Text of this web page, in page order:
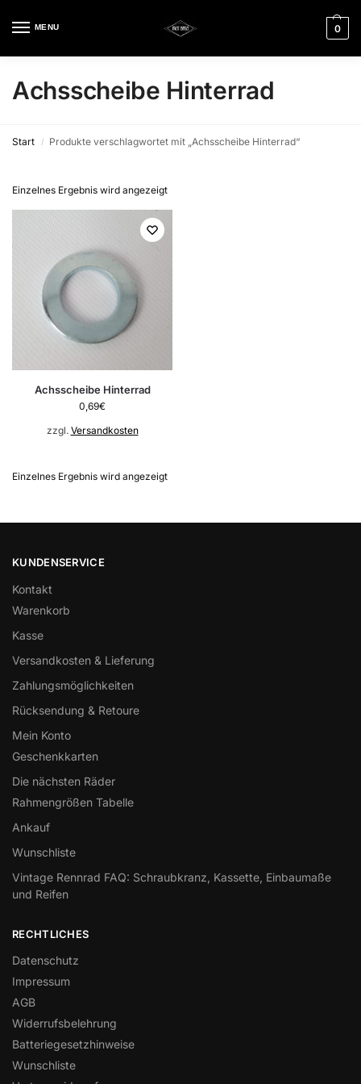
MENU 0
Achsscheibe Hinterrad
Start / Produkte verschlagwortet mit „Achsscheibe Hinterrad“
Einzelnes Ergebnis wird angezeigt
Achsscheibe Hinterrad
0,69€
zzgl. Versandkosten
Einzelnes Ergebnis wird angezeigt
KUNDENSERVICE
Kontakt
Warenkorb
Kasse
Versandkosten & Lieferung
Zahlungsmöglichkeiten
Rücksendung & Retoure
Mein Konto
Geschenkkarten
Die nächsten Räder
Rahmengrößen Tabelle
Ankauf
Wunschliste
Vintage Rennrad FAQ: Schraubkranz, Kassette, Einbaumaße
und Reifen
RECHTLICHES
Datenschutz
Impressum
AGB
Widerrufsbelehrung
Batteriegesetzhinweise
Wunschliste